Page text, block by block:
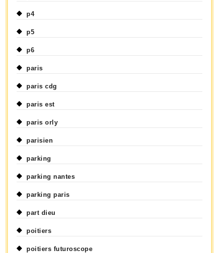
p4
p5
p6
paris
paris cdg
paris est
paris orly
parisien
parking
parking nantes
parking paris
part dieu
poitiers
poitiers futuroscope